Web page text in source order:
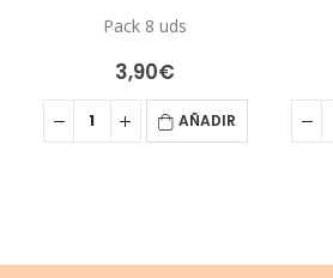
Pack 8 uds
3,90€
AÑADIR